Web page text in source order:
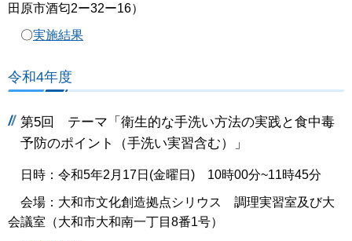
田原市酒匂2ー32ー16）
〇実施結果
令和4年度
第5回 テーマ「衛生的な手洗い方法の実践と食中毒
予防のポイント（手洗い実習含む）」
日時：令和5年2月17日(金曜日) 10時00分~11時45分
会場：大和市文化創造拠点シリウス 調理実習室及び大
会議室（大和市大和南一丁目8番1号）